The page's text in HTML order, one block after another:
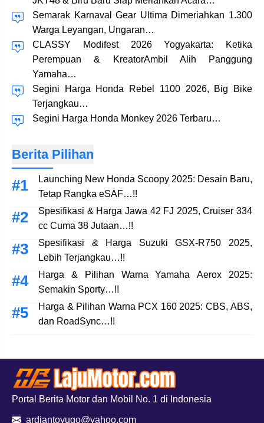
Semarak Karnaval Gear Ultima Dimeriahkan 1.300
Warga Leyangan, Ungaran…
CLASSY Modifest 2026 Yogyakarta: Ketika
Perempuan & KreatorAmbil Alih Panggung
Yamaha…
Segini Harga Honda Rebel 1100 2026, Big Bike
Terjangkau…
Segini Harga Honda Monkey 2026 Terbaru…
Berita Pilihan
Launching New Honda Scoopy 2025: Desain Baru,
Tetap Rangka eSAF…!!
Spesifikasi & Harga Jawa 42 FJ 2025, Cruiser 334
cc Cuma 38 Jutaan…!!
Spesifikasi & Harga Suzuki GSX-R750 2025,
Lebih Terjangkau…!!
Harga & Pilihan Warna Yamaha Aerox 2025:
Semakin Sporty…!!
Harga & Pilihan Warna PCX 160 2025: CBS, ABS,
dan RoadSync…!!
Portal Berita Motor dan Mobil No. 1 di Indonesia
ardiantoyugo@yahoo.com